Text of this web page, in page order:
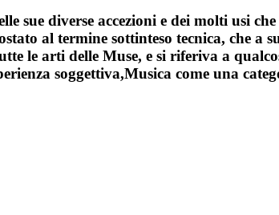
diverse accezioni e dei molti usi
al termine sottinteso tecnica, che a
le arti delle Muse, e si riferiva a
soggettiva,Musica come una